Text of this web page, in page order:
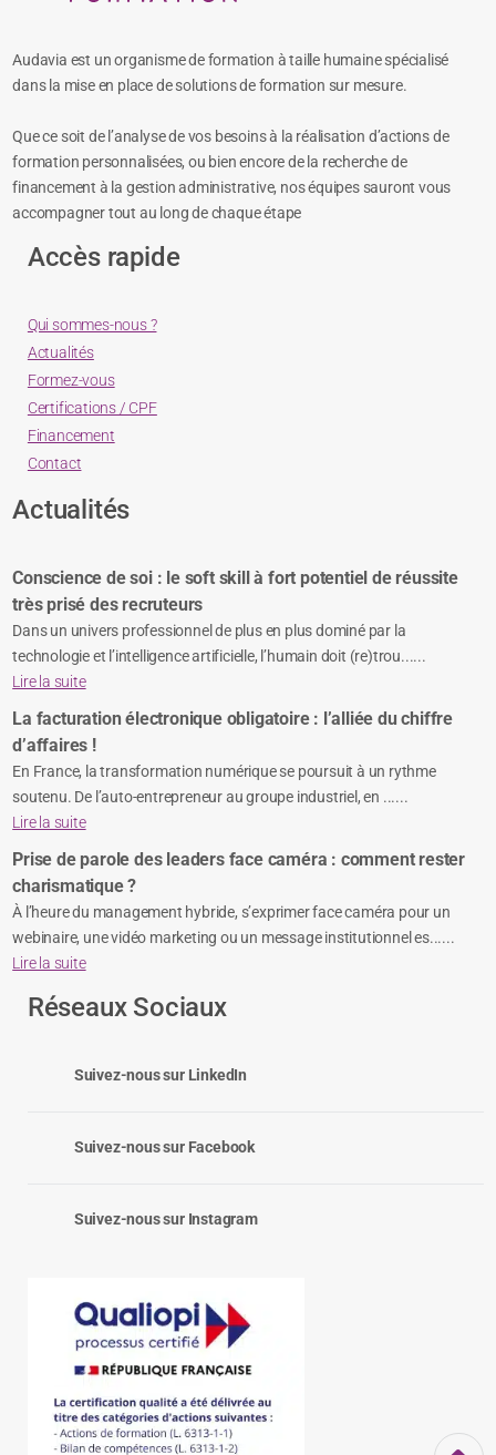
Audavia est un organisme de formation à taille humaine spécialisé
dans la mise en place de solutions de formation sur mesure.
Que ce soit de l’analyse de vos besoins à la réalisation d’actions de
formation personnalisées, ou bien encore de la recherche de
financement à la gestion administrative, nos équipes sauront vous
accompagner tout au long de chaque étape
Accès rapide
Qui sommes-nous ?
Actualités
Formez-vous
Certifications / CPF
Financement
Contact
Actualités
Conscience de soi : le soft skill à fort potentiel de réussite
très prisé des recruteurs
Dans un univers professionnel de plus en plus dominé par la
technologie et l’intelligence artificielle, l’humain doit (re)trou......
Lire la suite
La facturation électronique obligatoire : l’alliée du chiffre
d’affaires !
En France, la transformation numérique se poursuit à un rythme
soutenu. De l’auto-entrepreneur au groupe industriel, en ......
Lire la suite
Prise de parole des leaders face caméra : comment rester
charismatique ?
À l’heure du management hybride, s’exprimer face caméra pour un
webinaire, une vidéo marketing ou un message institutionnel es......
Lire la suite
Réseaux Sociaux
Suivez-nous sur LinkedIn
Suivez-nous sur Facebook
Suivez-nous sur Instagram